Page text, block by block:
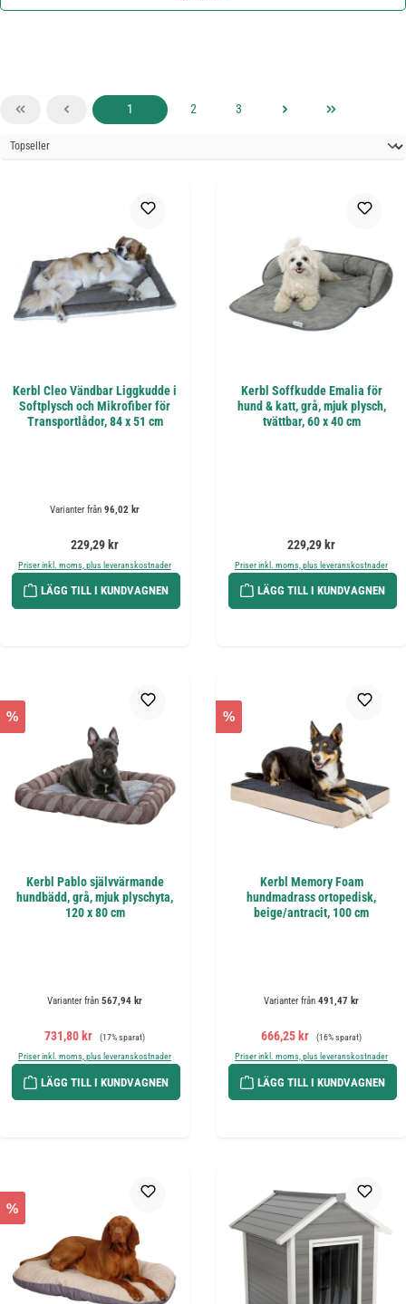
Sida
1 Sida
2 Sida
3
Kerbl Cleo Vändbar Liggkudde i
Softplysch och Mikrofiber för
Transportlådor, 84 x 51 cm
Varianter från 96,02 kr
Ordinarie pris:
229,29 kr
Priser inkl. moms, plus leveranskostnader
LÄGG TILL I KUNDVAGNEN
Kerbl Soffkudde Emalia för
hund & katt, grå, mjuk plysch,
tvättbar, 60 x 40 cm
Ordinarie pris:
229,29 kr
Priser inkl. moms, plus leveranskostnader
LÄGG TILL I KUNDVAGNEN
%
Kerbl Pablo självvärmande
hundbädd, grå, mjuk plyschyta,
120 x 80 cm
Varianter från 567,94 kr
Försäljningspris:
731,80 kr Ordinarie pris:
(17% sparat)
Priser inkl. moms, plus leveranskostnader
LÄGG TILL I KUNDVAGNEN
%
Kerbl Memory Foam
hundmadrass ortopedisk,
beige/antracit, 100 cm
Varianter från 491,47 kr
Försäljningspris:
666,25 kr Ordinarie pris:
(16% sparat)
Priser inkl. moms, plus leveranskostnader
LÄGG TILL I KUNDVAGNEN
%